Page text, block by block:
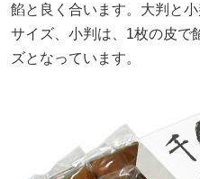
餡と良く合います。大判と
サイズ、小判は、1枚の皮で
ズとなっています。